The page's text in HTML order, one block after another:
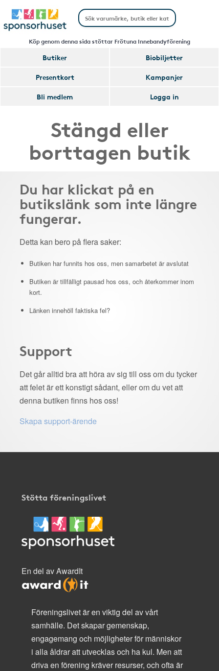
Köp genom denna sida stöttar Frötuna Innebandyförening
Butiker
Biobiljetter
Presentkort
Kampanjer
Bli medlem
Logga in
Stängd eller
borttagen butik
Du har klickat på en
butikslänk som inte längre
fungerar.
Detta kan bero på flera saker:
Butiken har funnits hos oss, men samarbetet är avslutat
Butiken är tillfälligt pausad hos oss, och återkommer inom
kort.
Länken innehöll faktiska fel?
Support
Det går alltid bra att höra av sig till oss om du tycker
att felet är ett konstigt sådant, eller om du vet att
denna butiken finns hos oss!
Skapa support-ärende
Stötta föreningslivet
En del av AwardIt
Föreningslivet är en viktig del av vårt
samhälle. Det skapar gemenskap,
engagemang och möjligheter för människor
i alla åldrar att utvecklas och ha kul. Men att
driva en förening kräver resurser, och ofta är